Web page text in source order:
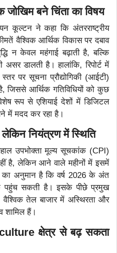
बने चिंता का विषय
कूल्टन ने कहा कि अंतरराष्ट्रीय
वैश्विक आर्थिक विकास पर दबाव
न केवल महंगाई बढ़ाती है, बल्कि
डालती है। हालांकि, रिपोर्ट में
पर सूचना प्रौद्योगिकी (आईटी)
जिससे आर्थिक गतिविधियों को कुछ
रूप से एशियाई देशों में डिजिटल
में मदद कर रहा है।
नियंत्रण में स्थिति
उपभोक्ता मूल्य सूचकांक (CPI)
है, लेकिन आने वाले महीनों में इसमें
का अनुमान है कि वर्ष 2026 के अंत
पहुंच सकती है। इसके पीछे प्रमुख
वैश्विक तेल बाजार में अस्थिरता और
शामिल हैं।
क्षेत्र से बढ़ सकता